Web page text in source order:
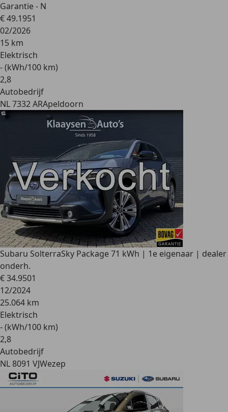
Garantie - N
€ 49.1951
02/2026
15 km
Elektrisch
- (kWh/100 km)
2,8
Autobedrijf
NL 7332 ARApeldoorn
Subaru SolterraSky Package 71 kWh | 1e eigenaar | dealer
onderh.
€ 34.9501
12/2024
25.064 km
Elektrisch
- (kWh/100 km)
2,8
Autobedrijf
NL 8091 VJWezep